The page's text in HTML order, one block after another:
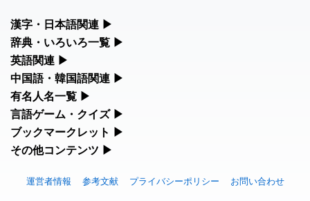
漢字・日本語関連 ▶
漢字の読み方検索、手書き入力、書き順練習など、日本語学習に
人名漢字辞典 - 読み方検索
漢字の書き方・書き順 書き取り練習帳
辞典・いろいろ一覧 ▶
部首・画数別の漢字一覧、熟語辞典、地名・駅名検索など、各種
リファレンスツールです。
画数別なまえ漢字一覧
英語関連 ▶
カタカナ語・略語の意味検索、発音記号、リスニング練習など英
カタカナ語の意味・発音・類語辞典
英単語リスニングテスト
中国語・韓国語関連 ▶
中国語のピンイン変換、韓国語の手書き入力など、アジア言語学
手書き中国語入力 変換ツール
有名人名一覧 ▶
海外セレブやスポーツ選手の名前の読み方・発音を確認できま
海外有名人の苗字・名前一覧と発音 🔊
プレミアリーグ選手名一覧
言語ゲーム・クイズ ▶
四字熟語パズルや漢字クイズなど、楽しみながら学べるゲームで
ブックマークレット ▶
ブラウザに登録して、どのサイトからでも漢字や英語を検索でき
漢字読み方検索ブックマークレット
その他コンテンツ ▶
す。
運営者情報 参考文献 プライバシーポリシー お問い合わせ